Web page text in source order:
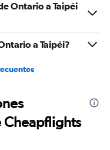
Ontario a Taipéi
a Taipéi?
Cheapflights